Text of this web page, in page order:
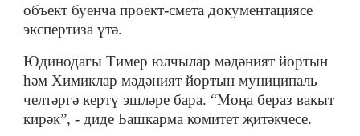
объект буенча проект-смета документациясе
экспертиза үтә.
Юдинодагы Тимер юлчылар мәдәният йортын
һәм Химиклар мәдәният йортын муниципаль
челтәргә кертү эшләре бара. “Моңа бераз вакыт
кирәк”, - диде Башкарма комитет җитәкчесе.